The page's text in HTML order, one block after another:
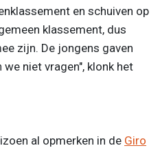
en schuiven op
klassement, dus
zijn. De jongens gaven
niet vragen", klonk het
al opmerken in de Giro